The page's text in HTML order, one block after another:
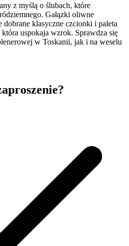
z myślą o ślubach, które
Gałązki oliwne
dobrane klasyczne czcionki i paleta
uspokaja wzrok. Sprawdza się
w Toskanii, jak i na weselu